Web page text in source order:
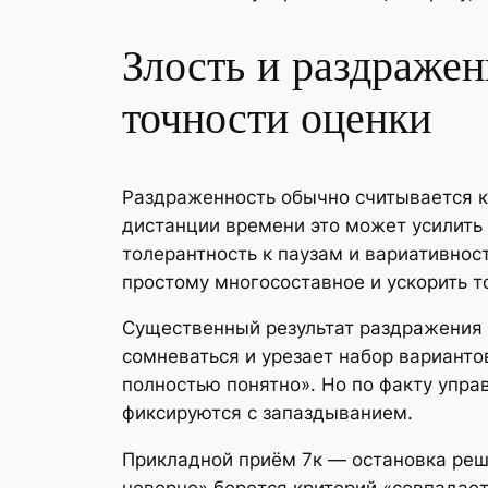
Злость и
точности оценки
Раздраженность обычно считывается
дистанции времени это может
толерантность к паузам и
простому многосоставное и ускорить
Существенный результат
сомневаться и урезает набор
полностью понятно». Но по факту
фиксируются с запаздыванием.
Прикладной приём 7к — остановка